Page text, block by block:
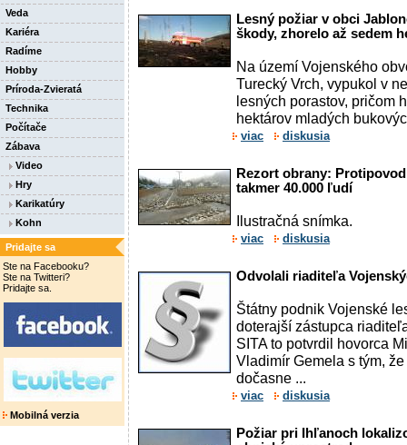
Veda
Kariéra
Radíme
Hobby
Príroda-Zvieratá
Technika
Počítače
Zábava
Video
Hry
Karikatúry
Kohn
Pridajte sa
Ste na Facebooku?
Ste na Twitteri?
Pridajte sa.
Mobilná verzia
Lesný požiar v obci
škody, zhorelo až sedem
Na území Vojenského
Turecký Vrch, vypukol v
lesných porastov, pričom
hektárov mladých
viac diskusia
Rezort obrany:
takmer 40.000 ľudí
Ilustračná snímka.
viac diskusia
Odvolali riaditeľa
Štátny podnik Vojenské
doterajší zástupca
SITA to potvrdil hovorca
Vladimír Gemela s tým,
dočasne ...
viac diskusia
Požiar pri Ihľanoch